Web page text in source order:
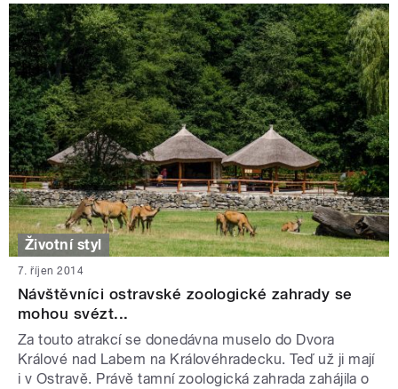
Životní styl
7. říjen 2014
Návštěvníci ostravské zoologické zahrady se
mohou svézt...
Za touto atrakcí se donedávna muselo do Dvora
Králové nad Labem na Královéhradecku. Teď už ji mají
i v Ostravě. Právě tamní zoologická zahrada zahájila o